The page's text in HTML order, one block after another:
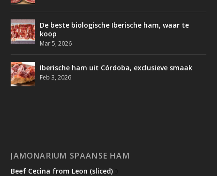
De beste biologische Iberische ham, waar te
koop
Mar 5, 2026
Iberische ham uit Córdoba, exclusieve smaak
Feb 3, 2026
JAMONARIUM SPAANSE HAM
Beef Cecina from Leon (sliced)